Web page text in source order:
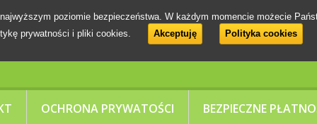
OCHRONA PRYWATOŚCI BEZPIECZNE
poziomie bezpieczeństwa. W każdym momencie możecie
prywatności i pliki cookies.
Akceptuję Polityka cookies